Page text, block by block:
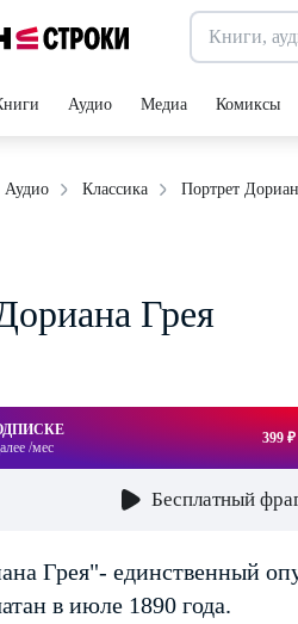
Аудио Медиа Комиксы
Аудио Классика Портрет
Грея
/мес
399 ₽
Бесплатный
Грея"- единственный
в июле 1890 года.